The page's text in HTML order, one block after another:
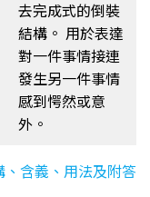
去完成式的倒裝
結構。 用於表達
對一件事情接連
發生另一件事情
感到愕然或意
外。
含義、用法及附答